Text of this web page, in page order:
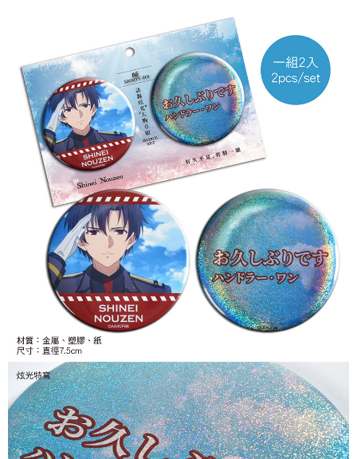
每筆NT$65，滿NT$1,300(含以上)免運費
付款後全家取貨
每筆NT$65，滿NT$1,300(含以上)免運費
(不開放使用，請勿選取）
每筆NT$9,999
7-11取貨付款
每筆NT$65，滿NT$1,300(含以上)免運費
付款後7-11取貨
每筆NT$65，滿NT$1,300(含以上)免運費
宅配-木棉花樂園專用
每筆NT$100，滿NT$1,300(含以上)免運費
宅配-離島(澎湖/金門/馬祖)-木棉花樂園專用
每筆NT$220
黑貓宅配-貨到付款
每筆NT$150